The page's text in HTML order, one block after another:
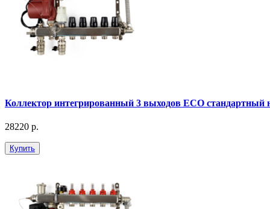
Коллектор интегрированный 3 выходов ЕСО стандартный
28220 р.
Купить